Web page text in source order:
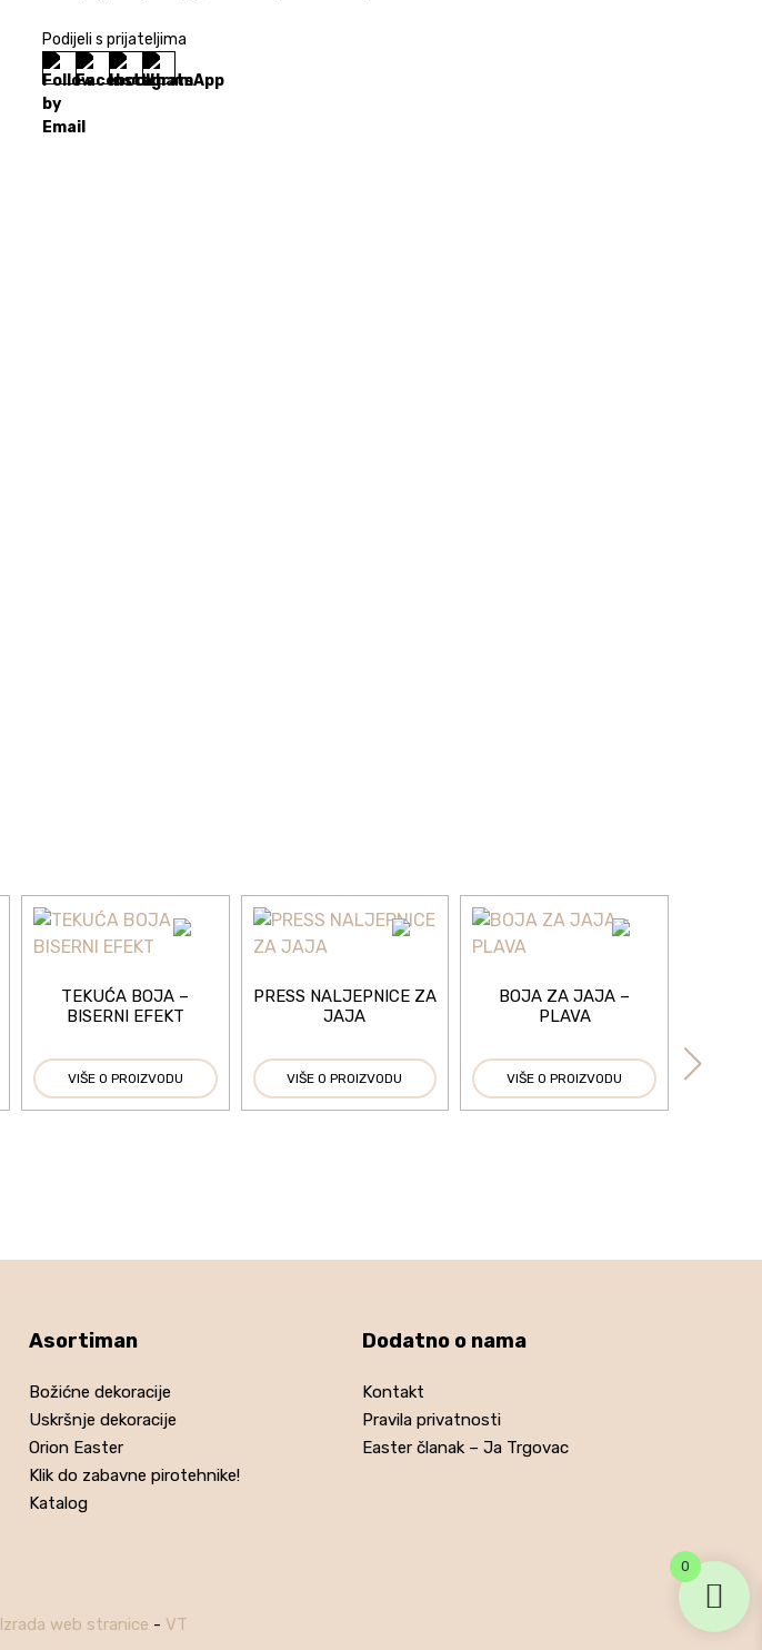
Podijeli s prijateljima
TEKUĆA BOJA –
BISERNI EFEKT
VIŠE O PROIZVODU
PRESS NALJEPNICE ZA
JAJA
VIŠE O PROIZVODU
BOJA ZA JAJA –
PLAVA
VIŠE O PROIZVODU
Asortiman
Božićne dekoracije
Uskršnje dekoracije
Orion Easter
Klik do zabavne pirotehnike!
Katalog
Dodatno o nama
Kontakt
Pravila privatnosti
Easter članak – Ja Trgovac
Izrada web stranice - VT
0